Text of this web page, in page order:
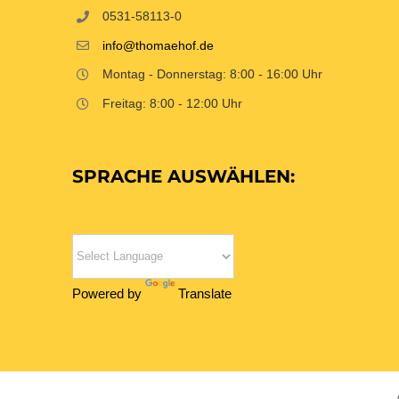
0531-58113-0
info@thomaehof.de
Montag - Donnerstag: 8:00 - 16:00 Uhr
Freitag: 8:00 - 12:00 Uhr
SPRACHE AUSWÄHLEN:
Powered by Translate